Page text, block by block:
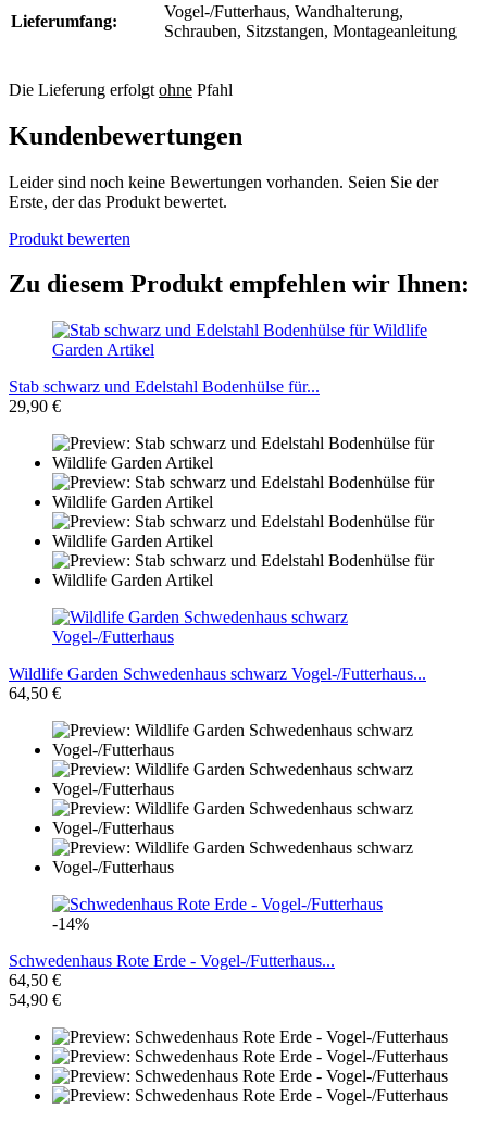
Lieferumfang:
Vogel-/Futterhaus, Wandhalterung,
Schrauben, Sitzstangen, Montageanleitung
Die Lieferung erfolgt ohne Pfahl
Kundenbewertungen
Leider sind noch keine Bewertungen vorhanden. Seien Sie der
Erste, der das Produkt bewertet.
Produkt bewerten
Zu diesem Produkt empfehlen wir Ihnen:
Stab schwarz und Edelstahl Bodenhülse für...
29,90 €
Wildlife Garden Schwedenhaus schwarz Vogel-/Futterhaus...
64,50 €
-14%
Schwedenhaus Rote Erde - Vogel-/Futterhaus...
64,50 €
54,90 €